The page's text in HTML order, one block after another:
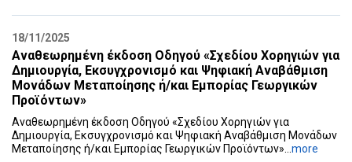
18/11/2025
Αναθεωρημένη έκδοση Οδηγού «Σχεδίου Χορηγιών για
Δημιουργία, ‎Εκσυγχρονισμό και Ψηφιακή Αναβάθμιση
Μονάδων Μεταποίησης ή/και ‎Εμπορίας Γεωργικών
Προϊόντων»‎
Αναθεωρημένη έκδοση Οδηγού «Σχεδίου Χορηγιών για
Δημιουργία, ‎Εκσυγχρονισμό και Ψηφιακή Αναβάθμιση Μονάδων
Μεταποίησης ή/και ‎Εμπορίας Γεωργικών Προϊόντων»‎... more